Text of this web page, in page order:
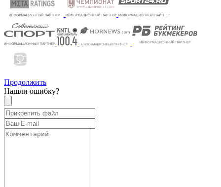
Продолжить
Нашли ошибку?